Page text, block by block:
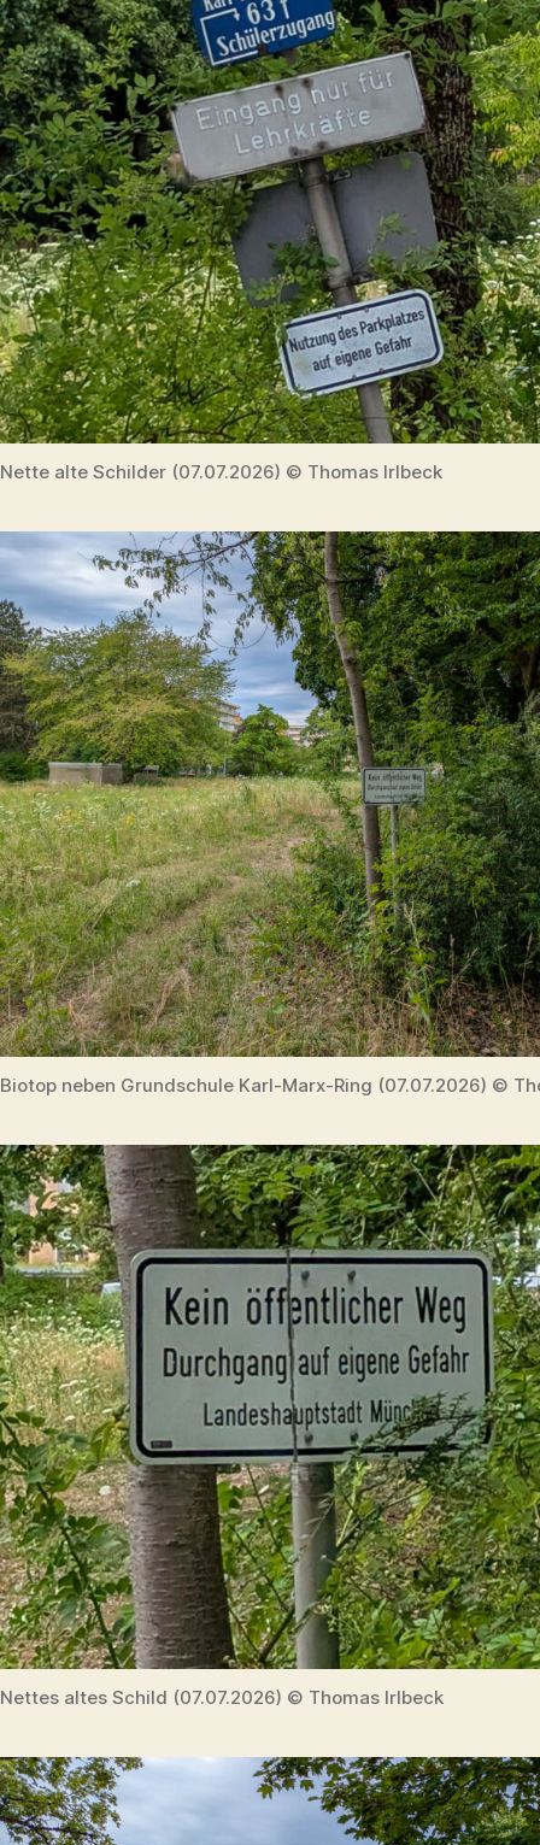
Nette alte Schilder (07.07.2026) © Thomas Irlbeck
Biotop neben Grundschule Karl-Marx-Ring (07.07.2026) ©
Nettes altes Schild (07.07.2026) © Thomas Irlbeck